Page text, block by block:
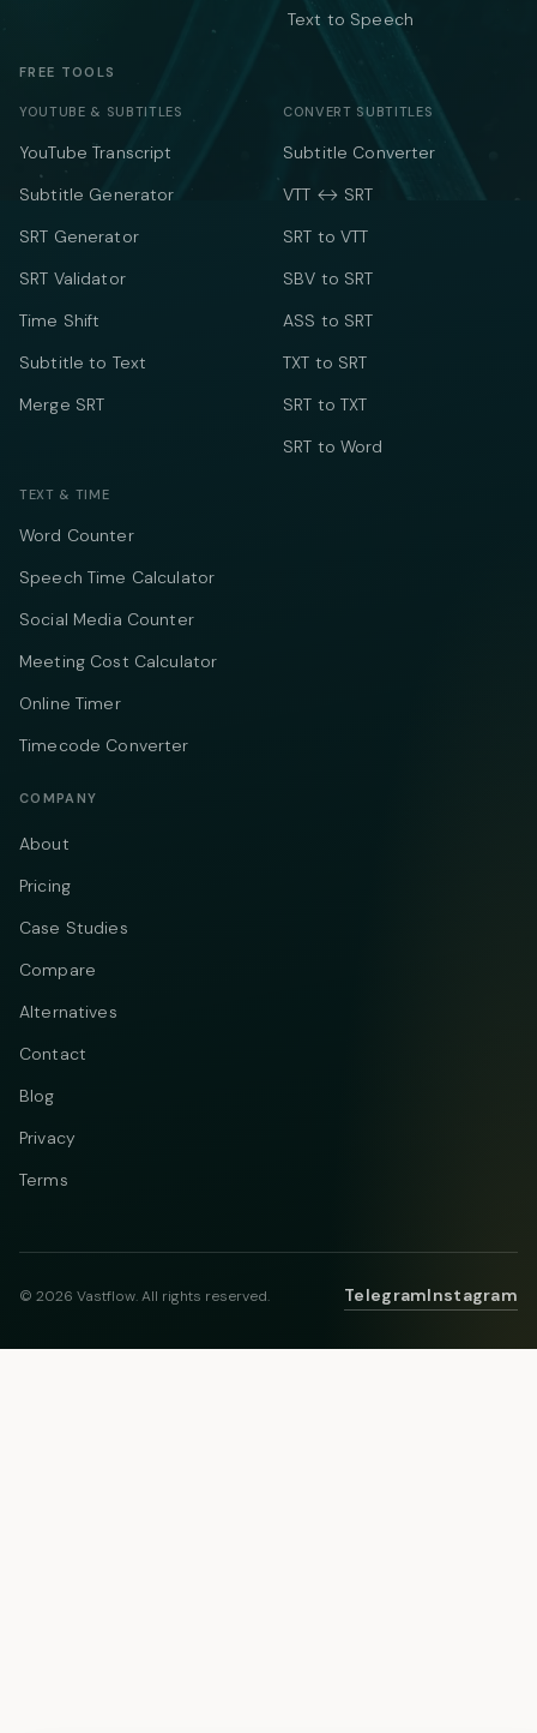
Text to Speech
FREE TOOLS
YOUTUBE & SUBTITLES
YouTube Transcript
Subtitle Generator
SRT Generator
SRT Validator
Time Shift
Subtitle to Text
Merge SRT
CONVERT SUBTITLES
Subtitle Converter
VTT ↔ SRT
SRT to VTT
SBV to SRT
ASS to SRT
TXT to SRT
SRT to TXT
SRT to Word
TEXT & TIME
Word Counter
Speech Time Calculator
Social Media Counter
Meeting Cost Calculator
Online Timer
Timecode Converter
COMPANY
About
Pricing
Case Studies
Compare
Alternatives
Contact
Blog
Privacy
Terms
© 2026 Vastflow. All rights reserved. TelegramInstagram